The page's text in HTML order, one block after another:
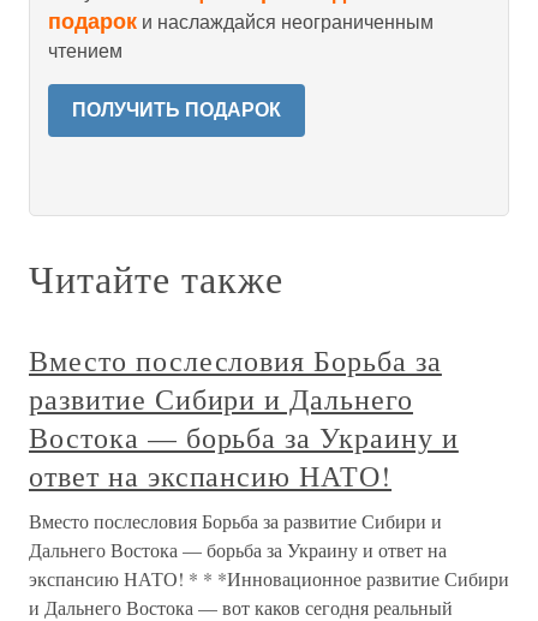
подарок и наслаждайся неограниченным
чтением
ПОЛУЧИТЬ ПОДАРОК
Читайте также
Вместо послесловия Борьба за
развитие Сибири и Дальнего
Востока — борьба за Украину и
ответ на экспансию НАТО!
Вместо послесловия Борьба за развитие Сибири и
Дальнего Востока — борьба за Украину и ответ на
экспансию НАТО! * * *Инновационное развитие Сибири
и Дальнего Востока — вот каков сегодня реальный